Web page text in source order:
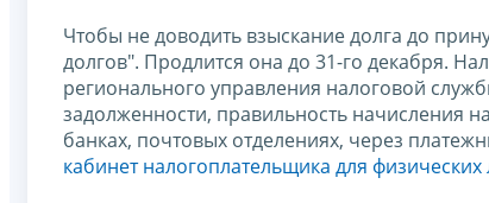
Чтобы не доводить взыскание долга до
долгов". Продлится она до 31-го декабря.
регионального управления налоговой
задолженности, правильность начисления
банках, почтовых отделениях, через
кабинет налогоплательщика для физических